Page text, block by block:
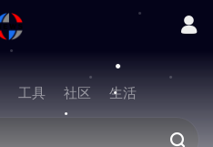
工具 社区 生活